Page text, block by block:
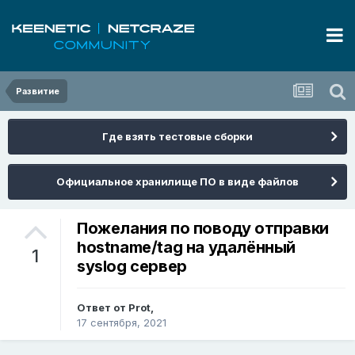
Развитие
Где взять тестовые сборки
Официальное хранилище ПО в виде файлов
1
Пожелания по поводу отправки
hostname/tag на удалённый
syslog сервер
Ответ от Prot,
17 сентября, 2021